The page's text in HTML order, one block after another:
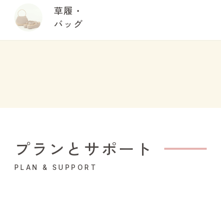
草履・
バッグ
プランとサポート
PLAN & SUPPORT